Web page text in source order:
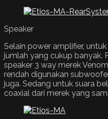
Speaker
Selain power amplifier,
jumlah yang cukup banyak.
speaker 3 way merek
rendah digunakan
juga. Sedang untuk suara
coaxial dari merek yang